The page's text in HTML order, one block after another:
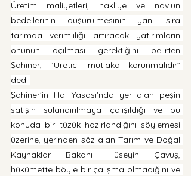
Üretim maliyetleri, nakliye ve navlun
bedellerinin düşürülmesinin yanı sıra
tarımda verimliliği artıracak yatırımların
önünün açılması gerektiğini belirten
Şahiner, “Üretici mutlaka korunmalıdır”
dedi.
Şahiner'in Hal Yasası’nda yer alan peşin
satışın sulandırılmaya çalışıldığı ve bu
konuda bir tüzük hazırlandığını söylemesi
üzerine, yerinden söz alan Tarım ve Doğal
Kaynaklar Bakanı Hüseyin Çavuş,
hükümette böyle bir çalışma olmadığını ve